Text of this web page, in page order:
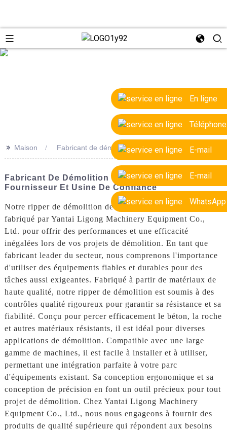
En ligne
Téléphone
E-mail
E-mail
WhatsApp
>> Maison Fabricant de démolition Ripper de haute qualité
Fabricant De Démolition De Haute Qualité |
Fournisseur Et Usine De Confiance
Notre ripper de démolition de haute qualité est conçu et
fabriqué par Yantai Ligong Machinery Equipment Co.,
Ltd. pour offrir des performances et une efficacité
inégalées lors de vos projets de démolition. En tant que
fabricant leader du secteur, nous comprenons l'importance
d'utiliser des équipements fiables et durables pour des
tâches aussi exigeantes. Fabriqué à partir de matériaux de
haute qualité, notre ripper de démolition est soumis à des
contrôles qualité rigoureux pour garantir sa résistance et sa
fiabilité. Conçu pour percer efficacement le béton, la roche
et autres matériaux résistants, il est idéal pour diverses
applications de démolition. Compatible avec une large
gamme de machines, il est facile à installer et à utiliser,
permettant une intégration parfaite à votre parc
d'équipements existant. Sa conception ergonomique et sa
conception de précision en font un outil précieux pour tout
projet de démolition. Chez Yantai Ligong Machinery
Equipment Co., Ltd., nous nous engageons à fournir des
produits de qualité supérieure qui répondent aux besoins